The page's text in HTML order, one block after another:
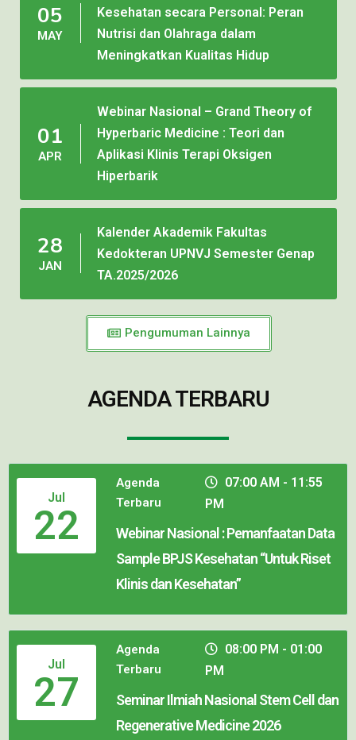
05
MAY
Kesehatan secara Personal: Peran
Nutrisi dan Olahraga dalam
Meningkatkan Kualitas Hidup
01
APR
Webinar Nasional – Grand Theory of
Hyperbaric Medicine : Teori dan
Aplikasi Klinis Terapi Oksigen
Hiperbarik
28
JAN
Kalender Akademik Fakultas
Kedokteran UPNVJ Semester Genap
TA.2025/2026
Pengumuman Lainnya
AGENDA TERBARU
Jul
22
Agenda
Terbaru
07:00 AM - 11:55
PM
Webinar Nasional : Pemanfaatan Data
Sample BPJS Kesehatan “Untuk Riset
Klinis dan Kesehatan”
Jul
27
Agenda
Terbaru
08:00 PM - 01:00
PM
Seminar Ilmiah Nasional Stem Cell dan
Regenerative Medicine 2026